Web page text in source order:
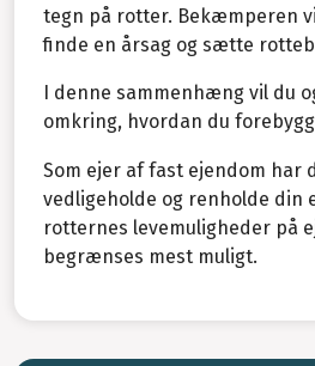
tegn på rotter. Bekæmperen
finde en årsag og sætte
I denne sammenhæng vil du
omkring, hvordan du
Som ejer af fast ejendom har
vedligeholde og renholde din
rotternes levemuligheder på
begrænses mest muligt.